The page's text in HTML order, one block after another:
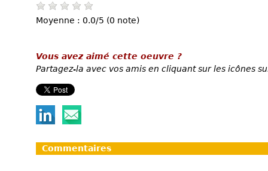
Moyenne : 0.0/5 (0 note)
Vous avez aimé cette oeuvre ?
Partagez-la avec vos amis en cliquant sur les icônes
Commentaires